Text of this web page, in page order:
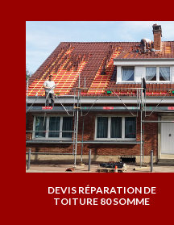
DEVIS RÉPARATION DE
TOITURE 80 SOMME